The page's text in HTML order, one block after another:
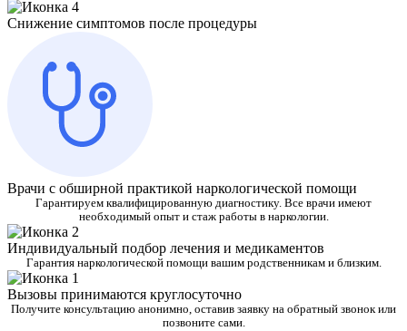
Снижение симптомов после процедуры
Врачи с обширной практикой наркологической помощи
Гарантируем квалифицированную диагностику. Все врачи имеют
необходимый опыт и стаж работы в наркологии.
Индивидуальный подбор лечения и медикаментов
Гарантия наркологической помощи вашим родственникам и близким.
Вызовы принимаются круглосуточно
Получите консультацию анонимно, оставив заявку на обратный звонок или
позвоните сами.